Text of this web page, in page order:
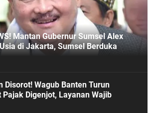
Mantan Gubernur Sumsel Alex
di Jakarta, Sumsel Berduka
Disorot! Wagub Banten Turun
Pajak Digenjot, Layanan Wajib